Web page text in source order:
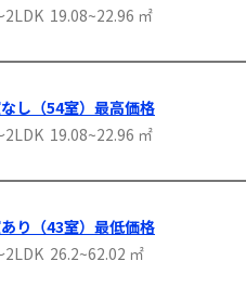
2LDK 19.08~22.96 ㎡
し（54室）最高価格
2LDK 19.08~22.96 ㎡
り（43室）最低価格
2LDK 26.2~62.02 ㎡